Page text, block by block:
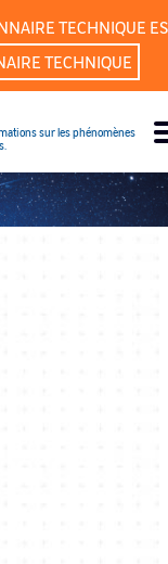
TECHNIQUE
TECHNIQUE
sur les phénomènes